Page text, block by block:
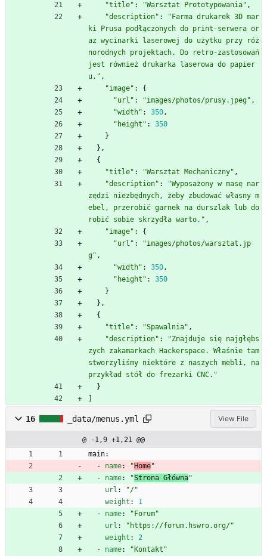
"title" : "Warsztat Prototypowania" ,
"description" :
"Farma drukarek 3D mar
ki Prusa podłączonych do print-serwera or
az wycinarki laserowej do użytku przy róż
norodnych projektach. Do retro-zastosowań
jest również drukarka laserowa do papier
u." ,
"image" :
{
"url" : "images/photos/prusy.jpeg" ,
"width" : 350,
"height" :
350
}
} ,
{
"title" : "Warsztat Mechaniczny" ,
"description" :
"Wyposażony w masę nar
zędzi niezbędnych, żeby zbudować własny m
ebel, przerobić garnek na durszlak lub do
robić sobie skrzydła warto." ,
"image" :
{
"url" :
"images/photos/warsztat.jp
g" ,
"width" : 350,
"height" :
350
}
} ,
{
"title" : "Spawalnia" ,
"description" :
"Znajduje się najgłębs
zych zakamarkach Hackerspace. Właśnie tam
stworzyliśmy niektóre z naszych mebli, na
przykład stół do frezarki CNC."
}
16 _data/menus.yml View File
@ -1,9 +1,21 @@
main:
- name: " Home"
- name: "Strona Główna"
url :
"/"
weight :
1
- name:
"Forum"
url :
"https://forum.hswro.org/"
weight :
2
- name:
"Kontakt"